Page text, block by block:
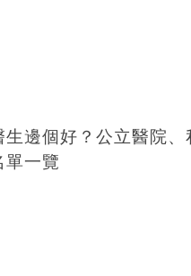
生邊個好？公立醫院、
單一覽